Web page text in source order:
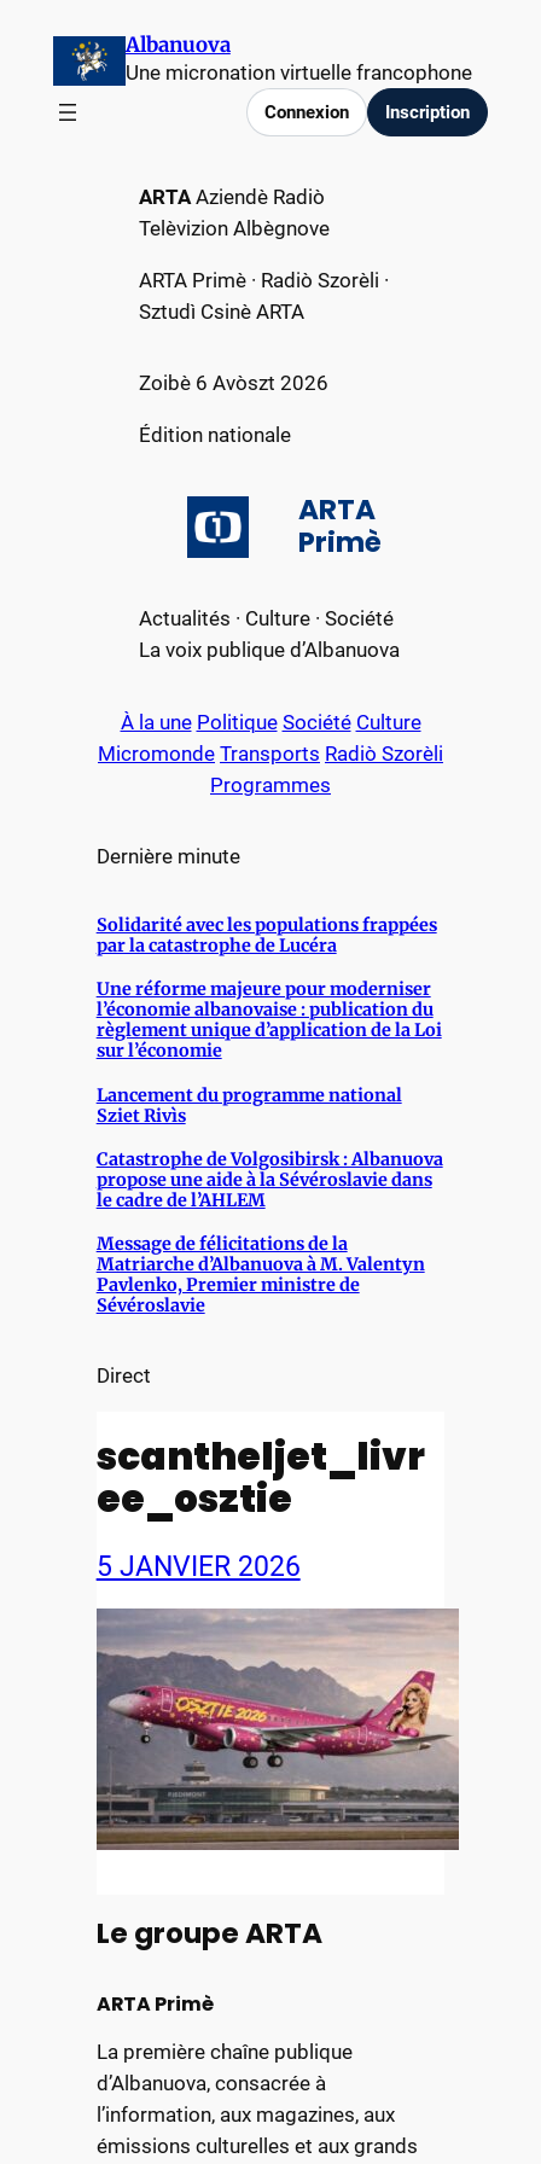
contenu
Albanuova
Une micronation virtuelle francophone
Connexion Inscription
ARTA Aziendè Radiò
Telèvizion Albègnove
ARTA Primè · Radiò Szorèli ·
Sztudì Csinè ARTA
Zoibè 6 Avòszt 2026
Édition nationale
ARTA
Primè
Actualités · Culture · Société
La voix publique d’Albanuova
À la une Politique Société Culture
Micromonde Transports Radiò Szorèli
Programmes
Dernière minute
Solidarité avec les populations frappées
par la catastrophe de Lucéra
Une réforme majeure pour moderniser
l’économie albanovaise : publication du
règlement unique d’application de la Loi
sur l’économie
Lancement du programme national
Sziet Rivìs
Catastrophe de Volgosibirsk : Albanuova
propose une aide à la Sévéroslavie dans
le cadre de l’AHLEM
Message de félicitations de la
Matriarche d’Albanuova à M. Valentyn
Pavlenko, Premier ministre de
Sévéroslavie
Direct
scantheljet_livr
ee_osztie
5 JANVIER 2026
Le groupe ARTA
ARTA Primè
La première chaîne publique
d’Albanuova, consacrée à
l’information, aux magazines, aux
émissions culturelles et aux grands